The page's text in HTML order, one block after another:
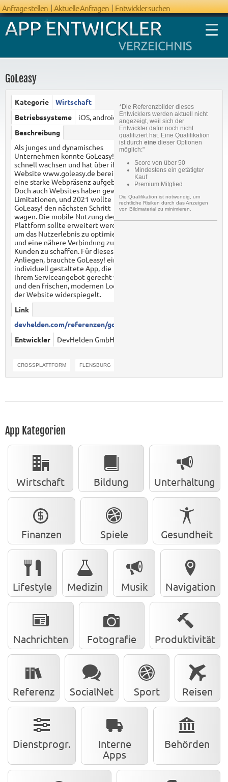
Anfrage stellen Aktuelle Anfragen Entwickler suchen
GoLeasy
Kategorie
Wirtschaft
Betriebssysteme
iOS, android
Beschreibung
Als junges und dynamisches
Unternehmen konnte GoLeasy!
schnell wachsen und hat über ihre
Website www.goleasy.de bereits
eine starke Webpräsenz aufgebaut.
Doch auch Websites haben gewisse
Limitationen, und 2021 wollte
GoLeasy! den nächsten Schritt
wagen. Die mobile Nutzung der
Plattform sollte erweitert werden,
um das Nutzerlebnis zu optimieren
und eine nähere Verbindung zum
Kunden zu schaffen. Für dieses
Anliegen, brauchte GoLeasy! eine
individuell gestaltete App, die
Ihrem Serviceangebot gerecht wird
und den frischen, modernen Look
der Website widerspiegelt.
Link
devhelden.com/referenzen/golea...
Entwickler
DevHelden GmbH
CROSSPLATTFORM FLENSBURG
*Die Referenzbilder dieses
Entwicklers werden aktuell nicht
angezeigt, weil sich der
Entwickler dafür noch nicht
qualifiziert hat. Eine Qualifikation
ist durch eine dieser Optionen
möglich:"
Score von über 50
Mindestens ein getätigter
Kauf
Premium Mitglied
Die Qualifikation ist notwendig, um
rechtliche Risiken durch das Anzeigen
von Bildmaterial zu minimieren.
App Kategorien
Wirtschaft Bildung Unterhaltung
Finanzen Spiele Gesundheit
Lifestyle Medizin Musik Navigation
Nachrichten Fotografie Produktivität
Referenz SocialNet Sport Reisen
Dienstprogr.
Interne
Apps
Behörden